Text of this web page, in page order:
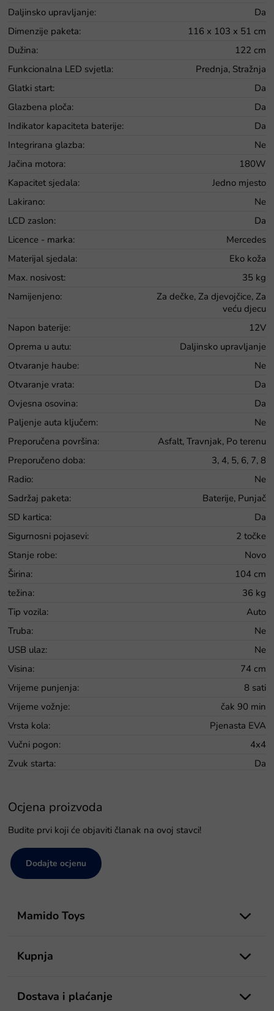
Daljinsko upravljanje:
Da
Dimenzije paketa:
116 x 103 x 51 cm
Dužina:
122 cm
Funkcionalna LED svjetla:
Prednja, Stražnja
Glatki start:
Da
Glazbena ploča:
Da
Indikator kapaciteta baterije:
Da
Integrirana glazba:
Ne
Jačina motora:
180W
Kapacitet sjedala:
Jedno mjesto
Lakirano:
Ne
LCD zaslon:
Da
Licence - marka:
Mercedes
Materijal sjedala:
Eko koža
Max. nosivost:
35 kg
Namijenjeno:
Za dečke, Za djevojčice, Za
veću djecu
Napon baterije:
12V
Oprema u autu:
Daljinsko upravljanje
Otvaranje haube:
Ne
Otvaranje vrata:
Da
Ovjesna osovina:
Da
Paljenje auta ključem:
Ne
Preporučena površina:
Asfalt, Travnjak, Po terenu
Preporučeno doba:
3, 4, 5, 6, 7, 8
Radio:
Ne
Sadržaj paketa:
Baterije, Punjač
SD kartica:
Da
Sigurnosni pojasevi:
2 točke
Stanje robe:
Novo
Širina:
104 cm
težina:
36 kg
Tip vozila:
Auto
Truba:
Ne
USB ulaz:
Ne
Visina:
74 cm
Vrijeme punjenja:
8 sati
Vrijeme vožnje:
čak 90 min
Vrsta kola:
Pjenasta EVA
Vučni pogon:
4x4
Zvuk starta: Da
Ocjena proizvoda
Budite prvi koji će objaviti članak na ovoj stavci!
Dodajte ocjenu
Mamido Toys
Kupnja
Dostava i plaćanje